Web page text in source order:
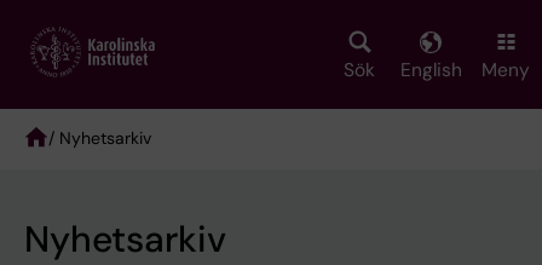
main
Sök English Meny
/ Nyhetsarkiv
Nyhetsarkiv